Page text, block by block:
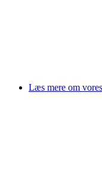
Læs mere om